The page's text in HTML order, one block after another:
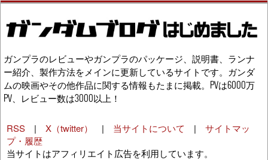
ガンプラのレビューやガンプラのパッケージ、説明書、ランナ
ー紹介、製作方法をメインに更新しているサイトです。ガンダ
ムの映画やその他作品に関する情報もたまに掲載。PVは6000万
PV、レビュー数は3000以上！
RSS | X（twitter） | 当サイトについて | サイトマッ
プ・履歴
当サイトはアフィリエイト広告を利用しています。